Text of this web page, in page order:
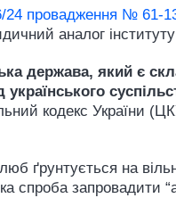
24 провадження № 61-
аналог інституту
держава, який є
кодекс України
на
спроба запровадити